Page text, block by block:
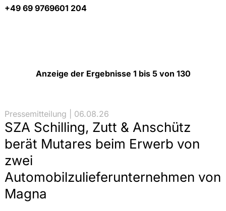
+49 69 9769601 204
Anzeige der Ergebnisse 1 bis 5 von 130
Pressemitteilung | 06.08.26
SZA Schilling, Zutt & Anschütz
berät Mutares beim Erwerb von
zwei
Automobilzulieferunternehmen von
Magna